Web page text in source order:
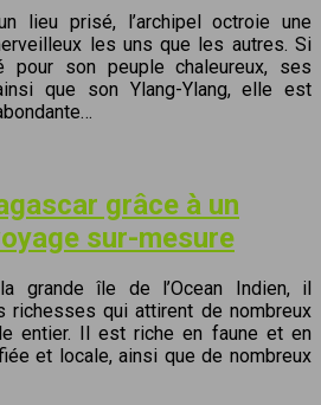
lieu prisé, l’archipel octroie une
les uns que les autres. Si
pour son peuple chaleureux, ses
que son Ylang-Ylang, elle est
grâce à un
sur-mesure
grande île de l’Ocean Indien, il
richesses qui attirent de nombreux
entier. Il est riche en faune et en
et locale, ainsi que de nombreux